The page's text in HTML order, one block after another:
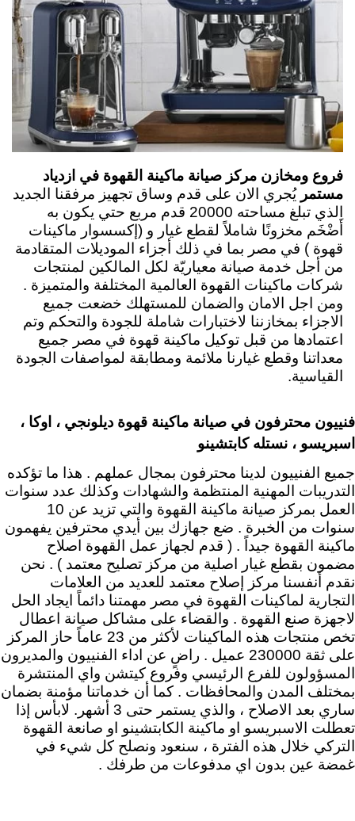
فروع ومخازن مركز صيانة ماكينة القهوة في ازدياد
مستمر يُجري الان على قدم وساق تجهيز مرفقنا الجديد
الذي تبلغ مساحته 20000 قدم مربع حتي يكون به
أَضْخَم مخزونًا شاملاً لقطع غيار و (إكسسوار ماكينات
قهوة ) في مصر بما في ذلك أجزاء الموديلات المتقادمة
من أجل خدمة صيانة معياريّة لكل المالكين لمنتجات
شركات ماكينات القهوة العالمية المختلفة والمتميزة .
ومن اجل الامان والضمان للمستهلك خضعت جميع
الاجزاء بمخازننا لاختبارات شاملة للجودة والتحكم وتم
اعتمادها من قبل توكيل ماكينة قهوة في مصر جميع
معداتنا وقطع غيارنا ملائمة ومطابقة لمواصفات الجودة
القياسية.
فنييون محترفون في صيانة ماكينة قهوة ديلونجي ، اوكا ،
اسبريسو ، نستله كابتشينو
جميع الفنييون لدينا محترفون بمجال عملهم . هذا ما تؤكده
التدريبات المهنية المنتظمة والشهادات وكذلك عدد سنوات
العمل بمركز صيانة ماكينة القهوة والتي تزيد عن 10
سنوات من الخبرة . ضع جهازك بين أيدي محترفين يفهمون
ماكينة القهوة جيداً . ( قدم لجهاز عمل القهوة اصلاح
مضمون بقطع غيار اصلية من مركز تصليح معتمد ) . نحن
نقدم أنفسنا مركز إصلاح معتمد للعديد من العلامات
التجارية لماكينات القهوة في مصر مهمتنا دائماً ايجاد الحل
لاجهزة صنع القهوة . والقضاء على مشاكل صيانة اعطال
تخص منتجات هذه الماكينات لأكثر من 23 عاماً حاز المركز
على ثقة 230000 عميل . راضٍ عن اداء الفنييون والمديرون
المسؤولون للفرع الرئيسي وفروع كيتشن واي المنتشرة
بمختلف المدن والمحافظات . كما أن خدماتنا مؤمنة بضمان
ساري بعد الاصلاح ، والذي يستمر حتى 3 أشهر. لابأس إذا
تعطلت الاسبريسو او ماكينة الكابتشينو او صانعة القهوة
التركي خلال هذه الفترة ، سنعود ونصلح كل شيء في
غمضة عين بدون اي مدفوعات من طرفك .